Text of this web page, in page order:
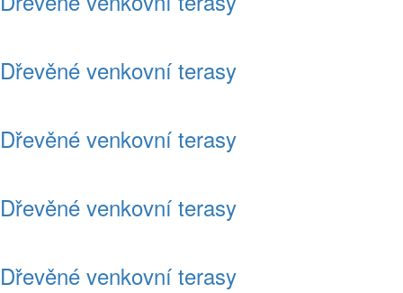
Dřevěné venkovní terasy
Dřevěné venkovní terasy
Dřevěné venkovní terasy
Dřevěné venkovní terasy